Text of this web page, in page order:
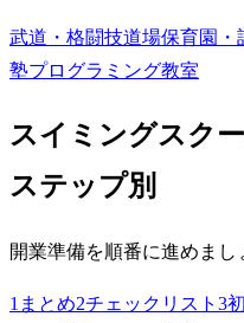
武道・格闘技道場保育園・
塾プログラミング教室
スイミングスク
ステップ別
開業準備を順番に進めまし
1 まとめ2チェックリスト 3